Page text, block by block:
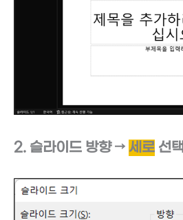
2. 슬라이드 방향 → 세로 선택